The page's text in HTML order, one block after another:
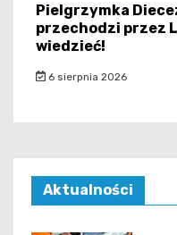
Pielgrzymka
przechodzi przez
wiedzieć!
6 sierpnia 2026
Aktualności